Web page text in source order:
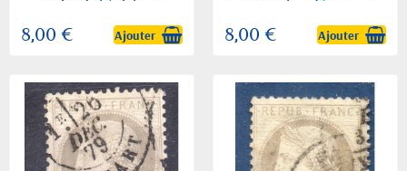
8,00 € Ajouter 8,00 € Ajouter